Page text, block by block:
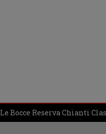
Le Bocce Reserva Chianti